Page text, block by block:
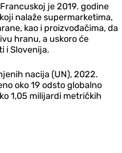
je 2019. godine
nalaže supermarketima,
kao i proizvođačima, da
hranu, a uskoro će
i Slovenija.
nacija (UN), 2022.
oko 19 odsto globalno
1,05 milijardi metričkih